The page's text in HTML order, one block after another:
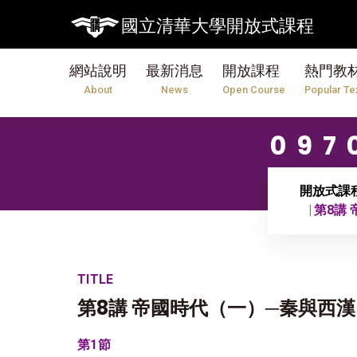
國立清華大學開放式課程
網站說明
About
最新消息
News
開放課程
Open Course
熱門教
Popular
開放式課
第8講
TITLE
第8講 帝國時代（一）─秦與西
第1節